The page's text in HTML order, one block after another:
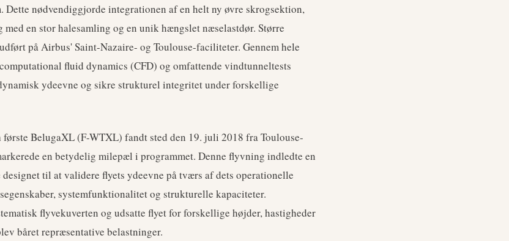
Dette nødvendiggjorde integrationen af en helt ny øvre skrogsektion,
med en stor halesamling og en unik hængslet næselastdør. Større
på Airbus' Saint-Nazaire- og Toulouse-faciliteter. Gennem hele
fluid dynamics (CFD) og omfattende vindtunneltests
ydeevne og sikre strukturel integritet under forskellige
BelugaXL (F-WTXL) fandt sted den 19. juli 2018 fra Toulouse-
en betydelig milepæl i programmet. Denne flyvning indledte en
til at validere flyets ydeevne på tværs af dets operationelle
systemfunktionalitet og strukturelle kapaciteter.
flyvekuverten og udsatte flyet for forskellige højder, hastigheder
båret repræsentative belastninger.